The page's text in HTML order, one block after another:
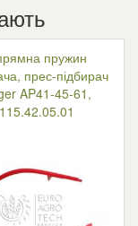
пружин
прес-підбирач
AP41-45-61,